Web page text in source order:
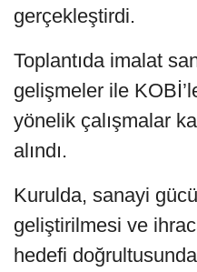
gerçekleştirdi.
Toplantıda imalat
gelişmeler ile
yönelik çalışmalar
alındı.
Kurulda, sanayi
geliştirilmesi ve
hedefi